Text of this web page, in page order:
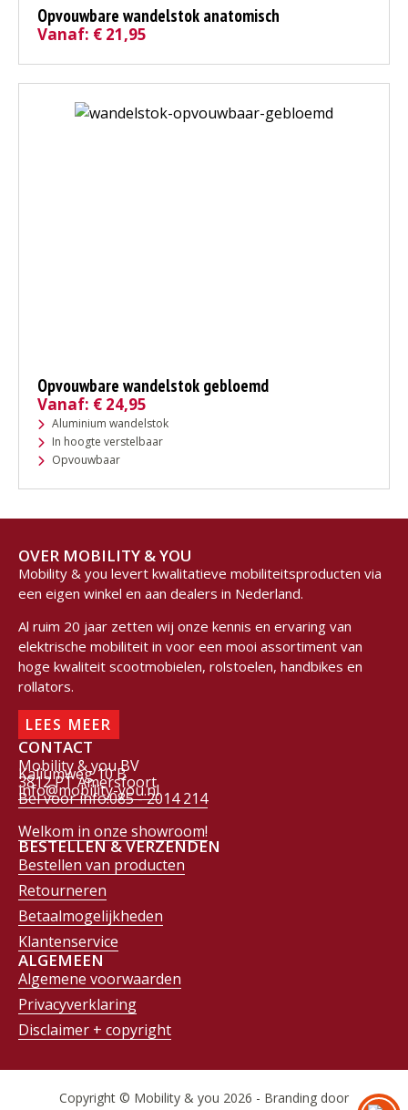
Opvouwbare wandelstok anatomisch
Vanaf: € 21,95
Opvouwbare wandelstok gebloemd
Vanaf: € 24,95
Aluminium wandelstok
In hoogte verstelbaar
Opvouwbaar
OVER MOBILITY & YOU
Mobility & you levert kwalitatieve mobiliteitsproducten via
een eigen winkel en aan dealers in Nederland.
Al ruim 20 jaar zetten wij onze kennis en ervaring van
elektrische mobiliteit in voor een mooi assortiment van
hoge kwaliteit scootmobielen, rolstoelen, handbikes en
rollators.
LEES MEER
CONTACT
Mobility & you BV
Kaliumweg 10 B
3812 PT Amersfoort
info@mobility-you.nl
Bel voor info:085 - 2014 214
Welkom in onze showroom!
BESTELLEN & VERZENDEN
Bestellen van producten
Retourneren
Betaalmogelijkheden
Klantenservice
ALGEMEEN
Algemene voorwaarden
Privacyverklaring
Disclaimer + copyright
Copyright © Mobility & you 2026 - Branding door